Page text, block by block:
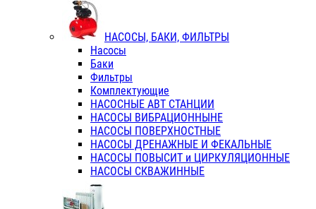
НАСОСЫ, БАКИ, ФИЛЬТРЫ
Насосы
Баки
Фильтры
Комплектующие
НАСОСНЫЕ АВТ СТАНЦИИ
НАСОСЫ ВИБРАЦИОННЫНЕ
НАСОСЫ ПОВЕРХНОСТНЫЕ
НАСОСЫ ДРЕНАЖНЫЕ И ФЕКАЛЬНЫЕ
НАСОСЫ ПОВЫСИТ и ЦИРКУЛЯЦИОННЫЕ
НАСОСЫ СКВАЖИННЫЕ